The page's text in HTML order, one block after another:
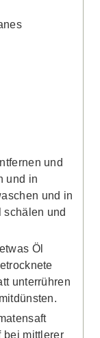
und
und in
und in
und
Öl
unterrühren
bei mittlerer